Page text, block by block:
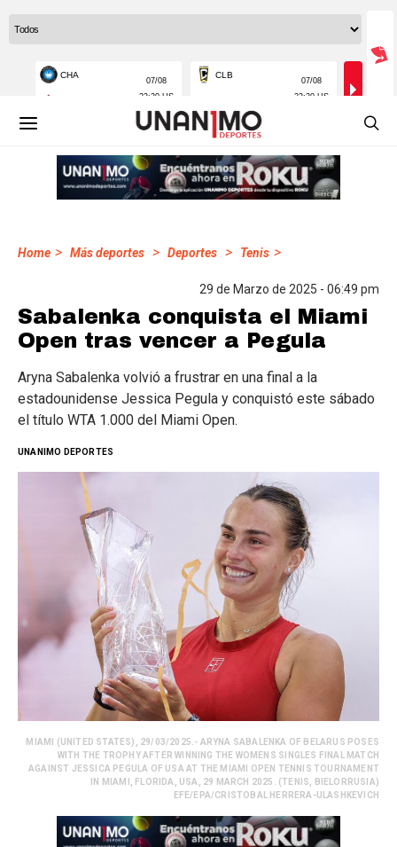
Home > Más deportes > Deportes > Tenis >
29 de Marzo de 2025 - 06:49 pm
Sabalenka conquista el Miami
Open tras vencer a Pegula
Aryna Sabalenka volvió a frustrar en una final a la
estadounidense Jessica Pegula y conquistó este sábado
el título WTA 1.000 del Miami Open.
UNANIMO DEPORTES
MIAMI (UNITED STATES), 29/03/2025.- ARYNA SABALENKA OF BELARUS POSES
WITH THE TROPHY AFTER WINNING THE WOMENS SINGLES FINAL MATCH
AGAINST JESSICA PEGULA OF USA AT THE MIAMI OPEN TENNIS TOURNAMENT
IN MIAMI, FLORIDA, USA, 29 MARCH 2025. (TENIS, BIELORRUSIA)
EFE/EPA/CRISTOBAL HERRERA-ULASHKEVICH